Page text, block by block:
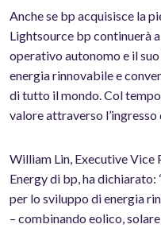
Anche se bp acquisisce la
Lightsource bp continuerà
operativo autonomo e il
energia rinnovabile e
di tutto il mondo. Col
valore attraverso
William Lin, Executive Vice
Energy di bp, ha
per lo sviluppo di energia
– combinando eolico,